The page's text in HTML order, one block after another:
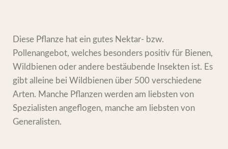
Diese Pflanze hat ein gutes Nektar- bzw.
Pollenangebot, welches besonders positiv für Bienen,
Wildbienen oder andere bestäubende Insekten ist. Es
gibt alleine bei Wildbienen über 500 verschiedene
Arten. Manche Pflanzen werden am liebsten von
Spezialisten angeflogen, manche am liebsten von
Generalisten.